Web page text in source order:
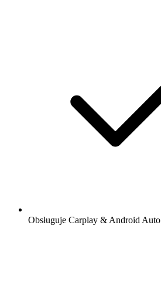
Obsługuje Carplay & Android Auto